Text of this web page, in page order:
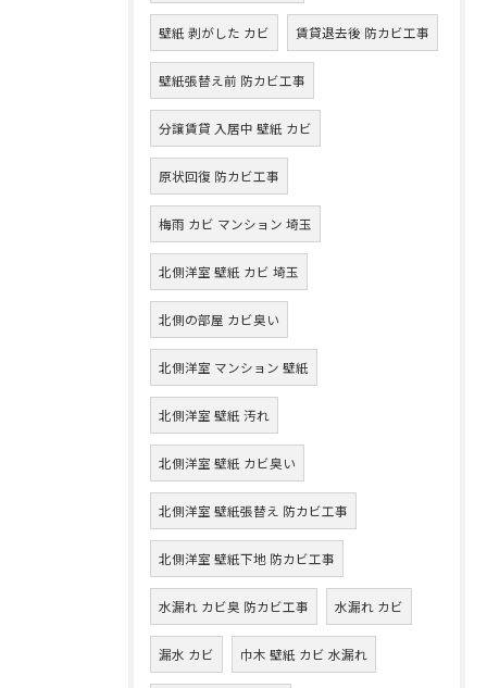
壁紙 剥がした カビ 賃貸退去後 防カビ工事
壁紙張替え前 防カビ工事
分譲賃貸 入居中 壁紙 カビ
原状回復 防カビ工事
梅雨 カビ マンション 埼玉
北側洋室 壁紙 カビ 埼玉
北側の部屋 カビ臭い
北側洋室 マンション 壁紙
北側洋室 壁紙 汚れ
北側洋室 壁紙 カビ臭い
北側洋室 壁紙張替え 防カビ工事
北側洋室 壁紙下地 防カビ工事
水漏れ カビ臭 防カビ工事 水漏れ カビ
漏水 カビ 巾木 壁紙 カビ 水漏れ